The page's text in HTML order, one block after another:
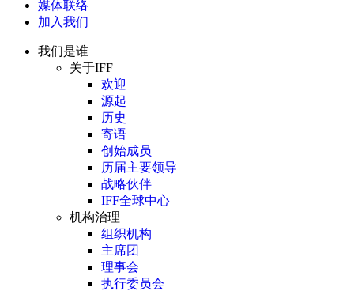
媒体联络
加入我们
我们是谁
关于IFF
欢迎
源起
历史
寄语
创始成员
历届主要领导
战略伙伴
IFF全球中心
机构治理
组织机构
主席团
理事会
执行委员会